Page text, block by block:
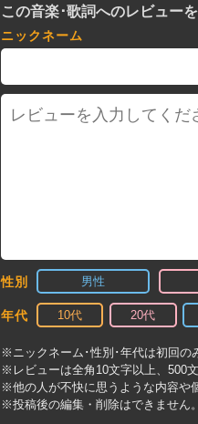
この音楽･歌詞へのレビュー
ニックネーム
性別 男性
年代 10代 20代
※ニックネーム･性別･年代は初回の
※レビューは全角10文字以上、500
※他の人が不快に思うような内容や
※投稿後の編集・削除はできません。